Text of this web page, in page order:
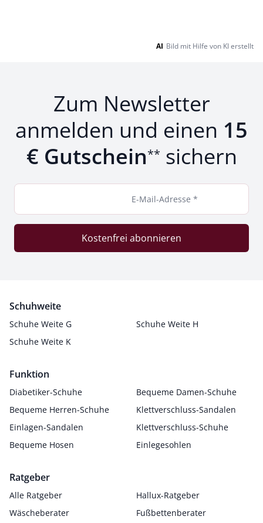
AI Bild mit Hilfe von KI erstellt
Zum Newsletter
anmelden und einen 15
€ Gutschein** sichern
E-Mail-Adresse *
Kostenfrei abonnieren
Schuhweite
Schuhe Weite G
Schuhe Weite H
Schuhe Weite K
Funktion
Diabetiker-Schuhe
Bequeme Damen-Schuhe
Bequeme Herren-Schuhe
Klettverschluss-Sandalen
Einlagen-Sandalen
Klettverschluss-Schuhe
Bequeme Hosen
Einlegesohlen
Ratgeber
Alle Ratgeber
Hallux-Ratgeber
Wäscheberater
Fußbettenberater